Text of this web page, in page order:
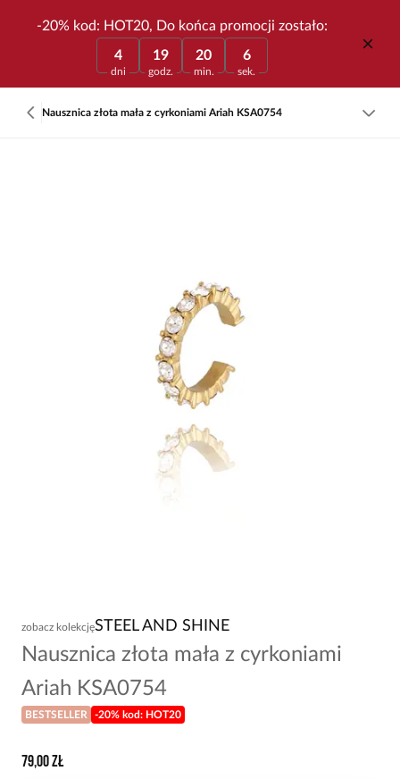
-20% kod: HOT20, Do końca promocji zostało:
4
dni
19
godz.
20
min.
6
sek.
Nausznica złota mała z cyrkoniami Ariah KSA0754
zobacz kolekcjęSTEEL AND SHINE
Nausznica złota mała z cyrkoniami
Ariah KSA0754
BESTSELLER -20% kod: HOT20
79,00 zł